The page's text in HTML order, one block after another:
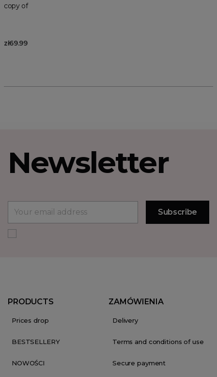
copy of
zł69.99
Newsletter
PRODUCTS
Prices drop
BESTSELLERY
NOWOŚCI
ZAMÓWIENIA
Delivery
Terms and conditions of use
Secure payment